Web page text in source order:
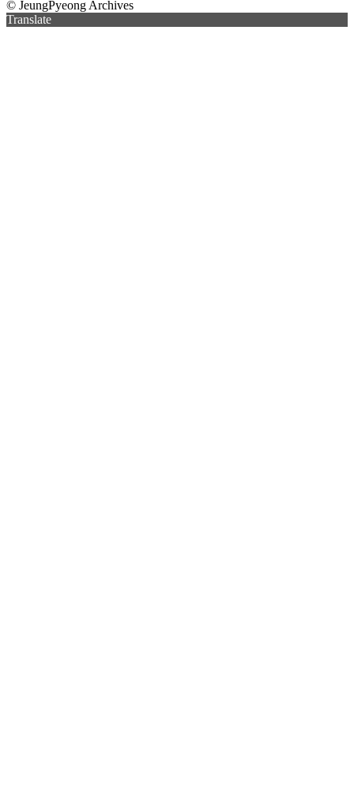
© JeungPyeong Archives
Translate